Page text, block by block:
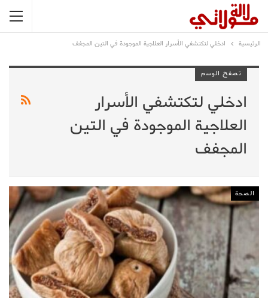
الرئيسية ادخلي لتكتشفي الأسرار العلاجية الموجودة في التين المجفف
تصفح الوسم
ادخلي لتكتشفي الأسرار
العلاجية الموجودة في التين
المجفف
الصحة